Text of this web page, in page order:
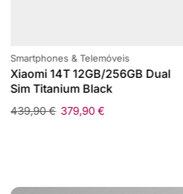
Smartphones & Telemóveis
Xiaomi 14T 12GB/256GB Dual
Sim Titanium Black
439,90€ 379,90€